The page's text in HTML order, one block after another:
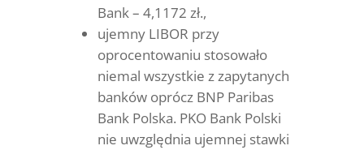
Bank – 4,1172 zł.,
ujemny LIBOR przy
oprocentowaniu stosowało
niemal wszystkie z zapytanych
banków oprócz BNP Paribas
Bank Polska. PKO Bank Polski
nie uwzględnia ujemnej stawki